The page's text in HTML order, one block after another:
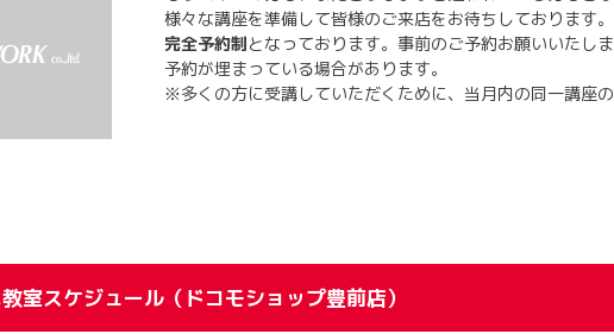
様々な講座を準備して皆様のご来店をお待ちしております。
完全予約制となっております。事前のご予約お願いいたしま
予約が埋まっている場合があります。
※多くの方に受講していただくために、当月内の同一講座の
室スケジュール（ドコモショップ豊前店）